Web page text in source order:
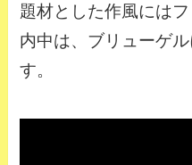
題材とした作風には
内中は、ブリューゲ
す。